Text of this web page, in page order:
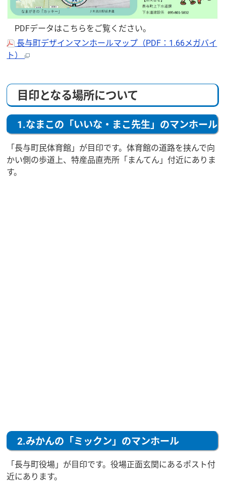
PDFデータはこちらをご覧ください。
長与町デザインマンホールマップ（PDF：1.66メガバイ
ト）
目印となる場所について
1.なまこの「いいな・まこ先生」のマンホール
「長与町民体育館」が目印です。体育館の道路を挟んで向
かい側の歩道上、特産品直売所「まんてん」付近にありま
す。
2.みかんの「ミックン」のマンホール
「長与町役場」が目印です。役場正面玄関にあるポスト付
近にあります。